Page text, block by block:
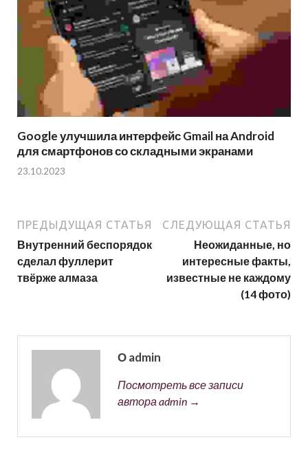
Google улучшила интерфейс Gmail на Android
для смартфонов со складными экранами
23.10.2023
ПРЕДЫДУЩАЯ СТАТЬЯ
Внутренний беспорядок
сделал фуллерит
твёрже алмаза
СЛЕДУЮЩАЯ СТАТЬЯ
Неожиданные, но
интересные факты,
известные не каждому
(14 фото)
О admin
Посмотреть все записи
автора admin →